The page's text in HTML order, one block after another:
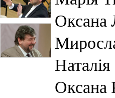
Оксана
Оксана